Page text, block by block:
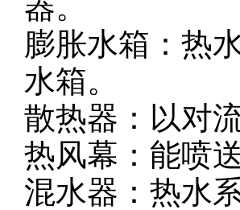
膨胀水箱：热
水箱。
散热器：以对
热风幕：能喷
混水器：热水